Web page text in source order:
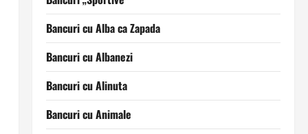
Bancuri cu Alba ca Zapada
Bancuri cu Albanezi
Bancuri cu Alinuta
Bancuri cu Animale